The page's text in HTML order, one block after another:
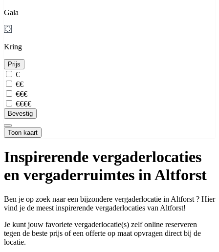
Gala
Kring
Prijs
€
€€
€€€
€€€€
Bevestig
Toon kaart
Inspirerende vergaderlocaties
en vergaderruimtes in Altforst
Ben je op zoek naar een bijzondere vergaderlocatie in Altforst ? Hier
vind je de meest inspirerende vergaderlocaties van Altforst!
Je kunt jouw favoriete vergaderlocatie(s) zelf online reserveren
tegen de beste prijs of een offerte op maat opvragen direct bij de
locatie.